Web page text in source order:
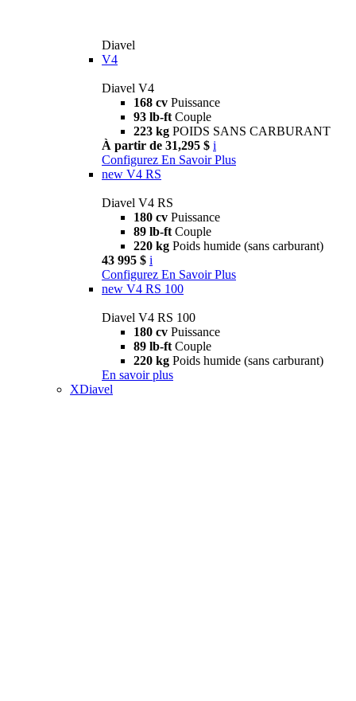
Diavel
V4
Diavel V4
168 cv Puissance
93 lb-ft Couple
223 kg POIDS SANS CARBURANT
À partir de 31,295 $ i
Configurez En Savoir Plus
new V4 RS
Diavel V4 RS
180 cv Puissance
89 lb-ft Couple
220 kg Poids humide (sans carburant)
43 995 $ i
Configurez En Savoir Plus
new V4 RS 100
Diavel V4 RS 100
180 cv Puissance
89 lb-ft Couple
220 kg Poids humide (sans carburant)
En savoir plus
XDiavel